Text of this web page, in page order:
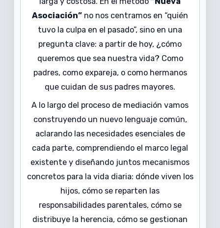
Asociación” no nos centramos en “quién
tuvo la culpa en el pasado”, sino en una
pregunta clave: a partir de hoy, ¿cómo
queremos que sea nuestra vida? Como
padres, como expareja, o como hermanos
que cuidan de sus padres mayores.
A lo largo del proceso de mediación vamos
construyendo un nuevo lenguaje común,
aclarando las necesidades esenciales de
cada parte, comprendiendo el marco legal
existente y diseñando juntos mecanismos
concretos para la vida diaria: dónde viven los
hijos, cómo se reparten las
responsabilidades parentales, cómo se
distribuye la herencia, cómo se gestionan